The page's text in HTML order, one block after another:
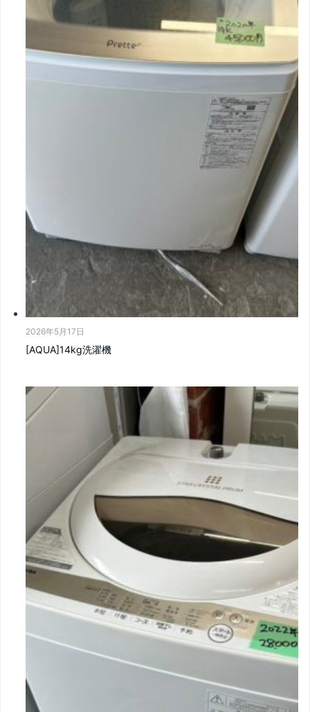
2026年5月17日
[AQUA]14kg洗濯機